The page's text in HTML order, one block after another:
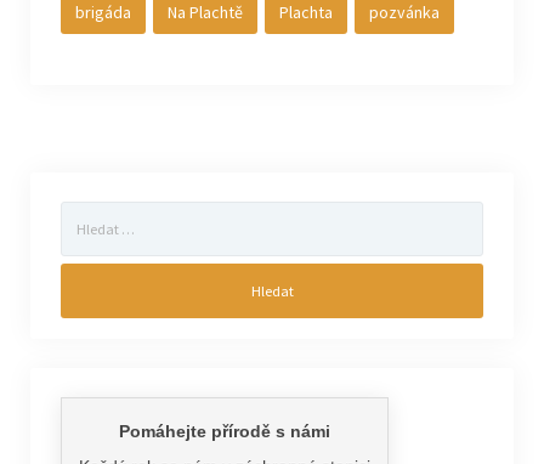
brigáda Na Plachtě Plachta pozvánka